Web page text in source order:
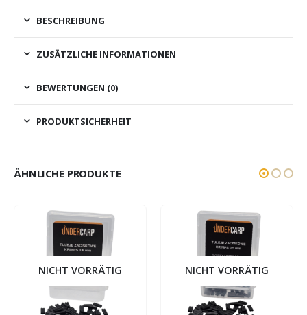
BESCHREIBUNG
ZUSÄTZLICHE INFORMATIONEN
BEWERTUNGEN (0)
PRODUKTSICHERHEIT
ÄHNLICHE PRODUKTE
NICHT VORRÄTIG NICHT VORRÄTIG